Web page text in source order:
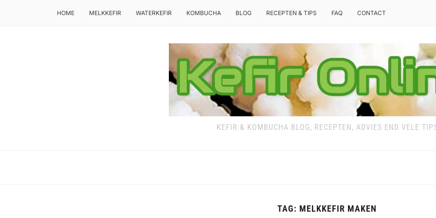
HOME MELKKEFIR WATERKEFIR KOMBUCHA BLOG RECEPTEN & TIPS FAQ CONTACT
KEFIR & KOMBUCHA BLOG, RECEPTEN, ADVIES END VELE
TAG: MELKKEFIR MAKEN